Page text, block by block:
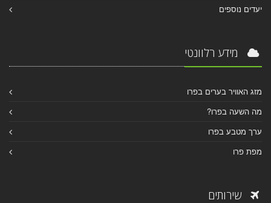
יעדים נוספים
מידע רלוונטי
מזג האוויר בערים בפרו
מה השעה בפרו?
ערך מטבע בפרו
מפת פרו
שירותים